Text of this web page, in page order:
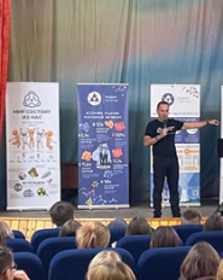
по экологической
оценки
среду